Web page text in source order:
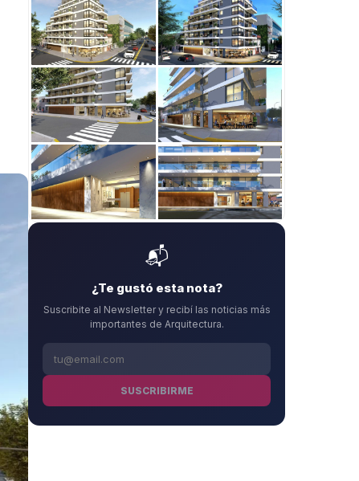
📬
¿Te gustó esta nota?
Suscribite al Newsletter y recibí las noticias más
importantes de Arquitectura.
SUSCRIBIRME